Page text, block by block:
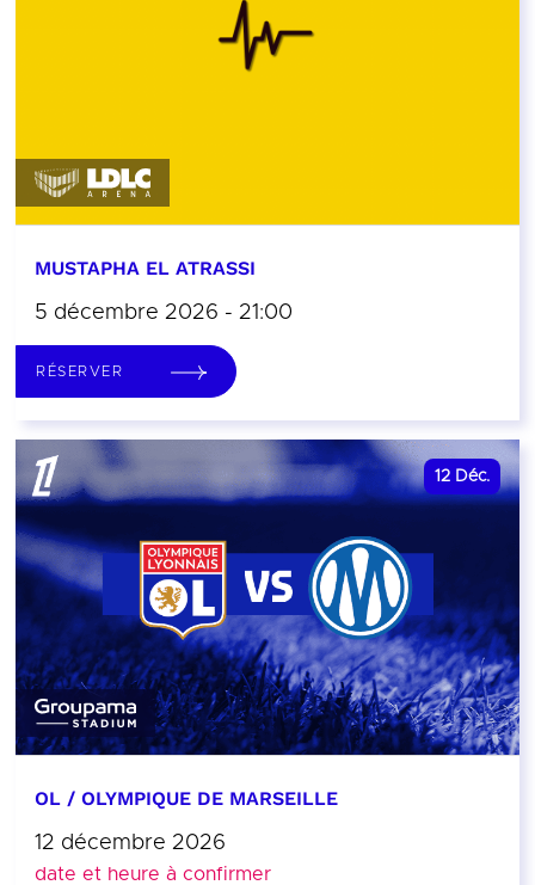
MUSTAPHA EL ATRASSI
5 décembre 2026 - 21:00
RÉSERVER
12 Déc.
OL / OLYMPIQUE DE MARSEILLE
12 décembre 2026
date et heure à confirmer